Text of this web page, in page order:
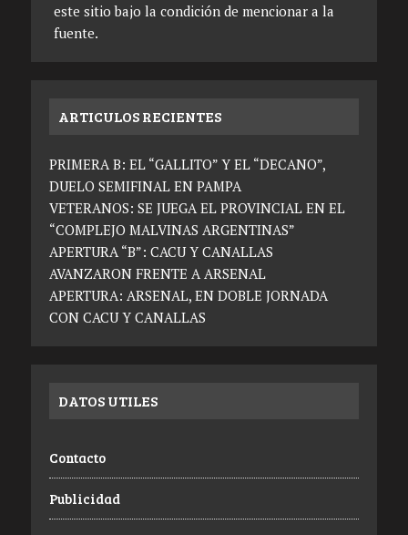
este sitio bajo la condición de mencionar a la
fuente.
ARTICULOS RECIENTES
PRIMERA B: EL “GALLITO” Y EL “DECANO”,
DUELO SEMIFINAL EN PAMPA
VETERANOS: SE JUEGA EL PROVINCIAL EN EL
“COMPLEJO MALVINAS ARGENTINAS”
APERTURA “B”: CACU Y CANALLAS
AVANZARON FRENTE A ARSENAL
APERTURA: ARSENAL, EN DOBLE JORNADA
CON CACU Y CANALLAS
DATOS UTILES
Contacto
Publicidad